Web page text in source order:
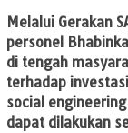
Melalui Gerakan
personel
di tengah
terhadap
social
dapat dilakukan